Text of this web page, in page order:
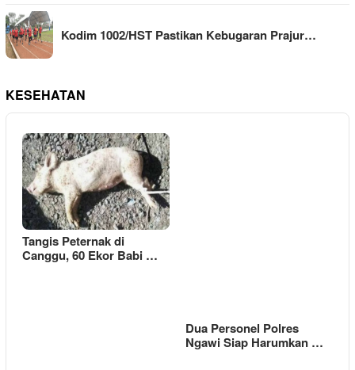
Kodim 1002/HST Pastikan Kebugaran Prajur…
KESEHATAN
Tangis Peternak di
Canggu, 60 Ekor Babi …
Dua Personel Polres
Ngawi Siap Harumkan …